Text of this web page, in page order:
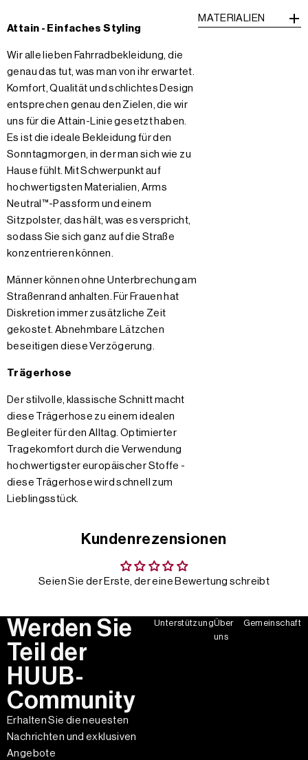
Attain - Einfaches Styling
Wir alle lieben Fahrradbekleidung, die
genau das tut, was man von ihr erwartet.
Komfort, Qualität und schlichtes Design
entsprechen genau den Zielen, die wir
uns für die Attain-Linie gesetzt haben.
Es ist die ideale Bekleidung für den
Sonntagmorgen, in der man sich wie zu
Hause fühlt. Mit Schwerpunkt auf
hochwertigsten Materialien, Arms
Neutral™-Passform und einem
Sitzpolster, das hält, was es verspricht,
sodass Sie sich ganz auf die Straße
konzentrieren können.
Männer können ohne Unterbrechung am
Straßenrand anhalten. Für Frauen hat
Diskretion immer zusätzliche Zeit
gekostet. Abnehmbare Lätzchen
beseitigen diese Verzögerung.
Trägerhose
Der stilvolle, klassische Schnitt macht
diese Trägerhose zu einem idealen
Begleiter für den Alltag. Optimierter
Tragekomfort durch die Verwendung
hochwertigster europäischer Stoffe -
diese Trägerhose wird schnell zum
Lieblingsstück.
MATERIALIEN
Kundenrezensionen
Seien Sie der Erste, der eine Bewertung schreibt
Werden Sie
Teil der
HUUB-
Community
Erhalten Sie die neuesten
Nachrichten und exklusiven
Angebote
UnterstützungÜber
uns
Gemeinschaft